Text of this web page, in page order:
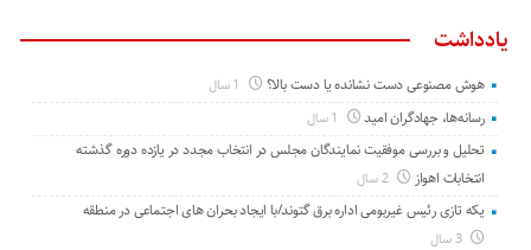
یادداشت
هوش مصنوعی دست نشانده یا دست بالا؟
رسانه‌ها، جهادگران امید
تحلیل و بررسی موفقیت نمایندگان مجلس در انتخاب مجدد در یازده دوره گذشته
انتخابات اهواز
2 سال
یکه تازی رئیس غیربومی اداره برق گتوند/با ایجاد بحران های اجتماعی در منطقه
3 سال